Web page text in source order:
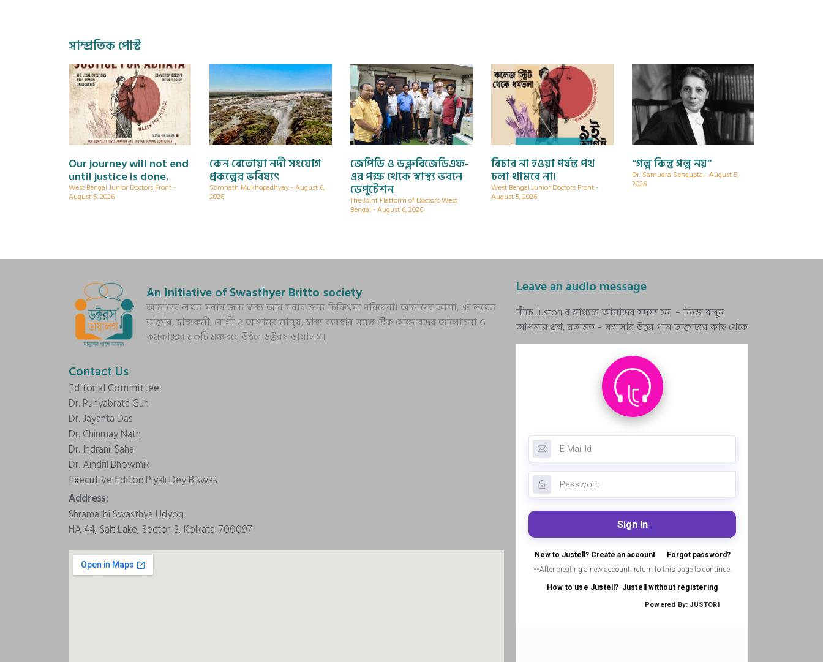
সাম্প্রতিক পোস্ট
Our journey will not end
until justice is done.
West Bengal Junior Doctors Front
August 6, 2026
কেন বেতোয়া নদী সংযোগ
প্রকল্পের ভবিষ্যৎ
Somnath Mukhopadhyay August 6,
2026
জেপিডি ও ডব্লুবিজেডিএফ-
এর পক্ষ থেকে স্বাস্থ্য ভবনে
ডেপুটেশন
The Joint Platform of Doctors West
Bengal August 6, 2026
বিচার না হওয়া পর্যন্ত পথ
চলা থামবে না।
West Bengal Junior Doctors Front
August 5, 2026
“গল্প কিন্তু গল্প নয়”
Dr. Samudra Sengupta August 5,
2026
An Initiative of Swasthyer Britto society
আমাদের লক্ষ্য সবার জন্য স্বাস্থ্য আর সবার জন্য চিকিৎসা পরিষেবা। আমাদের আশা, এই লক্ষ্যে
ডাক্তার, স্বাস্থ্যকর্মী, রোগী ও আপামর মানুষ, স্বাস্থ্য ব্যবস্থার সমস্ত স্টেক হোল্ডারদের আলোচনা ও
কর্মকাণ্ডের একটি মঞ্চ হয়ে উঠবে ডক্টরস ডায়ালগ।
Contact Us
Editorial Committee:
Dr. Punyabrata Gun
Dr. Jayanta Das
Dr. Chinmay Nath
Dr. Indranil Saha
Dr. Aindril Bhowmik
Executive Editor: Piyali Dey Biswas
Address:
Shramajibi Swasthya Udyog
HA 44, Salt Lake, Sector-3, Kolkata-700097
Leave an audio message
নীচে Justori র মাধ্যমে আমাদের সদস্য হন – নিজে বলুন
আপনার প্রশ্ন, মতামত – সরাসরি উত্তর পান ডাক্তারের কাছ থেকে